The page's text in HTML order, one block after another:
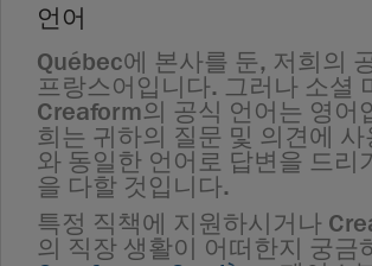
언어
Québec에 본사를 둔, 저희의
프랑스어입니다. 그러나 소셜
Creaform의 공식 언어는 영어
희는 귀하의 질문 및 의견에
와 동일한 언어로 답변을 드리
을 다할 것입니다.
특정 직책에 지원하시거나
의 직장 생활이 어떠한지 궁금